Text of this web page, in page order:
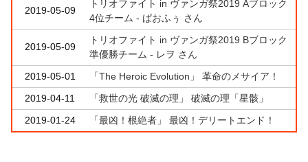
2019-05-09
トリオファイト in ヴァンガ祭2019 Aブロック
4位チーム - ぱおふぅ さん
2019-05-09
トリオファイト in ヴァンガ祭2019 Bブロック
準優勝チーム - レヲ さん
2019-05-01
「The Heroic Evolution」 革命のメサイア！
2019-04-11
「救世の光 破滅の理」 破滅の理「星骸」
2019-01-24
「最凶！根絶者」 最凶！デリートエンド！